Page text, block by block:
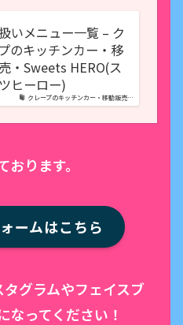
クレープのキッチンカー・移動販売…
いメニュー一覧 – ク
のキッチンカー・移
・Sweets HERO(ス
ヒーロー)
ります。
ームはこちら
グラムやフェイスブ
なってください！